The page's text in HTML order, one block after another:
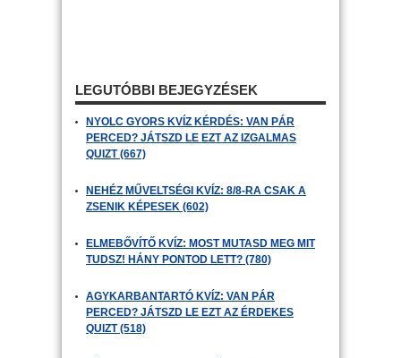
LEGUTÓBBI BEJEGYZÉSEK
NYOLC GYORS KVÍZ KÉRDÉS: VAN PÁR
PERCED? JÁTSZD LE EZT AZ IZGALMAS
QUIZT (667)
NEHÉZ MŰVELTSÉGI KVÍZ: 8/8-RA CSAK A
ZSENIK KÉPESEK (602)
ELMEBŐVÍTŐ KVÍZ: MOST MUTASD MEG MIT
TUDSZ! HÁNY PONTOD LETT? (780)
AGYKARBANTARTÓ KVÍZ: VAN PÁR
PERCED? JÁTSZD LE EZT AZ ÉRDEKES
QUIZT (518)